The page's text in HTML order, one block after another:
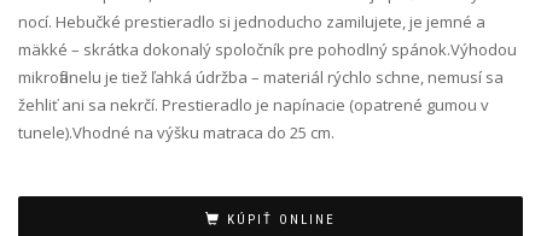
nocí. Hebučké prestieradlo si jednoducho zamilujete, je jemné a
mäkké – skrátka dokonalý spoločník pre pohodlný spánok.Výhodou
mikroflanelu je tiež ľahká údržba – materiál rýchlo schne, nemusí sa
žehliť ani sa nekrčí. Prestieradlo je napínacie (opatrené gumou v
tunele).Vhodné na výšku matraca do 25 cm.
KÚPIŤ ONLINE